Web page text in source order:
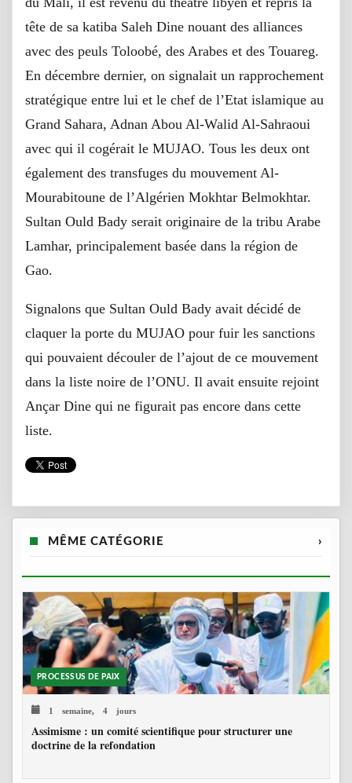
tête de sa katiba Saleh Dine nouant des alliances
avec des peuls Toloobé, des Arabes et des Touareg.
En décembre dernier, on signalait un rapprochement
stratégique entre lui et le chef de l’Etat islamique au
Grand Sahara, Adnan Abou Al-Walid Al-Sahraoui
avec qui il cogérait le MUJAO. Tous les deux ont
également des transfuges du mouvement Al-
Mourabitoune de l’Algérien Mokhtar Belmokhtar.
Sultan Ould Bady serait originaire de la tribu Arabe
Lamhar, principalement basée dans la région de
Gao.
Signalons que Sultan Ould Bady avait décidé de
claquer la porte du MUJAO pour fuir les sanctions
qui pouvaient découler de l’ajout de ce mouvement
dans la liste noire de l’ONU. Il avait ensuite rejoint
Ançar Dine qui ne figurait pas encore dans cette
liste.
MÊME CATÉGORIE ›
PROCESSUS DE PAIX
1 semaine, 4 jours
Assimisme : un comité scientifique pour structurer une
doctrine de la refondation